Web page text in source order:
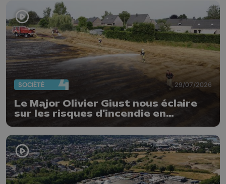
SOCIÉTÉ 29/07/2026
Le Major Olivier Giust nous éclaire
sur les risques d'incendie en
Gironde ne pourrait pas avoir lieu
chez nous"